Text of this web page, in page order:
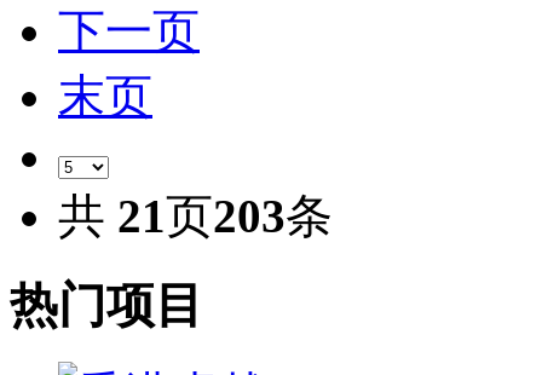
下一页
末页
共 21页203条
热门项目